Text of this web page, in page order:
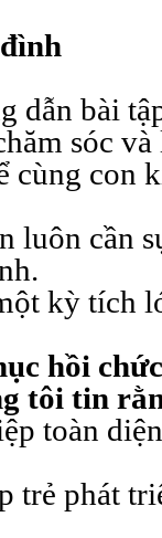
dẫn bài
sóc
cùng con
luôn cần
kỳ tích
hồi
tôi tin
toàn
trẻ phát